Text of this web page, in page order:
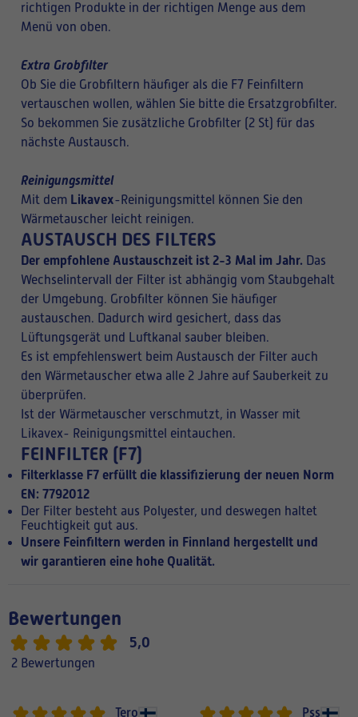
richtigen Produkte in der richtigen Menge aus dem
Menü von oben.
Extra Grobfilter
Ob Sie die Grobfiltern häufiger als die F7 Feinfiltern
vertauschen wollen, wählen Sie bitte die Ersatzgrobfilter.
So bekommen Sie zusätzliche Grobfilter (2 St) für das
nächste Austausch.
Reinigungsmittel
Mit dem Likavex-Reinigungsmittel können Sie den
Wärmetauscher leicht reinigen.
AUSTAUSCH DES FILTERS
Der empfohlene Austauschzeit ist 2-3 Mal im Jahr. Das
Wechselintervall der Filter ist abhängig vom Staubgehalt
der Umgebung. Grobfilter können Sie häufiger
austauschen. Dadurch wird gesichert, dass das
Lüftungsgerät und Luftkanal sauber bleiben.
Es ist empfehlenswert beim Austausch der Filter auch
den Wärmetauscher etwa alle 2 Jahre auf Sauberkeit zu
überprüfen.
Ist der Wärmetauscher verschmutzt, in Wasser mit
Likavex- Reinigungsmittel eintauchen.
FEINFILTER (F7)
Filterklasse F7 erfüllt die klassifizierung der neuen Norm
EN: 7792012
Der Filter besteht aus Polyester, und deswegen haltet
Feuchtigkeit gut aus.
Unsere Feinfiltern werden in Finnland hergestellt und
wir garantieren eine hohe Qualität.
Bewertungen
5,0
2 Bewertungen
Tero Pss